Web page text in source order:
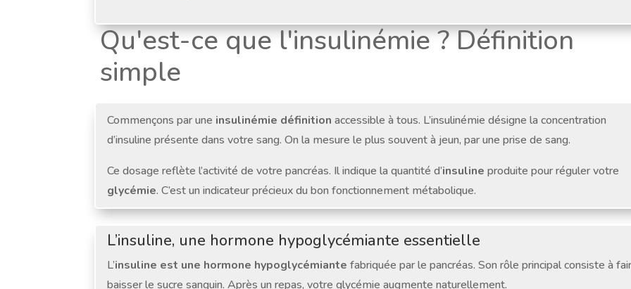
Qu'est-ce que l'insulinémie ? Définition
simple
Commençons par une insulinémie définition accessible à tous. L’insulinémie désigne la concentration
d’insuline présente dans votre sang. On la mesure le plus souvent à jeun, par une prise de sang.
Ce dosage reflète l’activité de votre pancréas. Il indique la quantité d’insuline produite pour réguler votre
glycémie. C’est un indicateur précieux du bon fonctionnement métabolique.
L’insuline, une hormone hypoglycémiante essentielle
L’insuline est une hormone hypoglycémiante fabriquée par le pancréas. Son rôle principal consiste à
baisser le sucre sanguin. Après un repas, votre glycémie augmente naturellement.